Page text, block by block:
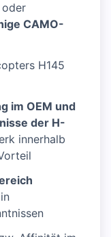
oder
CAMO-
H145
im OEM und
der H-
innerhalb